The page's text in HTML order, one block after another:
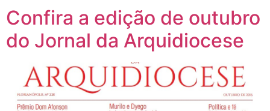
Confira a edição de outubro
do Jornal da Arquidiocese